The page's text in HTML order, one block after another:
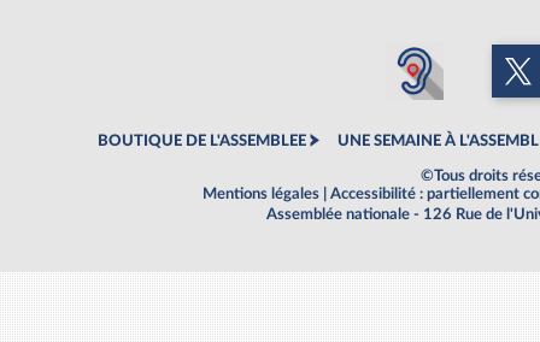
BOUTIQUE DE L'ASSEMBLEE UNE SEMAINE À
©Tous droits
Mentions légales
Accessibilité : partiellement
Assemblée nationale - 126 Rue de